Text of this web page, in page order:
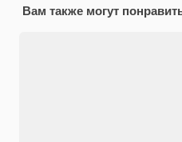
Вам также могут